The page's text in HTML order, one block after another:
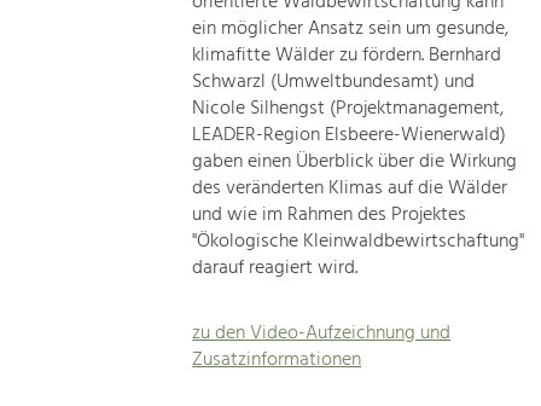
ein möglicher Ansatz sein um gesunde,
klimafitte Wälder zu fördern. Bernhard
Schwarzl (Umweltbundesamt) und
Nicole Silhengst (Projektmanagement,
LEADER-Region Elsbeere-Wienerwald)
gaben einen Überblick über die Wirkung
des veränderten Klimas auf die Wälder
und wie im Rahmen des Projektes
"Ökologische Kleinwaldbewirtschaftung"
darauf reagiert wird.
zu den Video-Aufzeichnung und
Zusatzinformationen